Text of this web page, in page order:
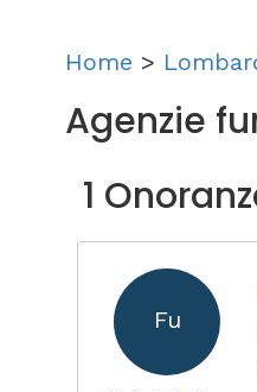
Home >
Agenzie
1
Fu